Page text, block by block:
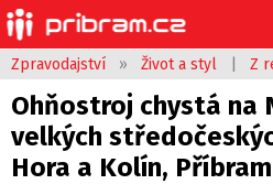
Zpravodajství » Život a styl Z
Ohňostroj chystá na
velkých
Hora a Kolín,